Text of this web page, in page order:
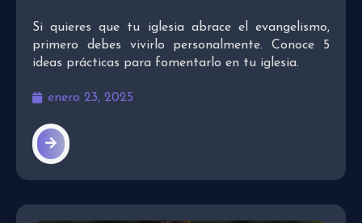
Si quieres que tu iglesia abrace el evangelismo,
primero debes vivirlo personalmente. Conoce 5
ideas prácticas para fomentarlo en tu iglesia.
enero 23, 2025